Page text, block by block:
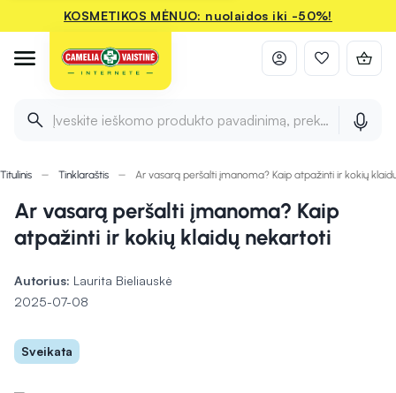
KOSMETIKOS MĖNUO: nuolaidos iki -50%!
Įveskite ieškomo produkto pavadinimą, prekės ženklą ir
Titulinis Tinklaraštis Ar vasarą peršalti įmanoma? Kaip atpažinti ir kokių
Ar vasarą peršalti įmanoma? Kaip
atpažinti ir kokių klaidų nekartoti
Autorius: Laurita Bieliauskė
2025-07-08
Sveikata